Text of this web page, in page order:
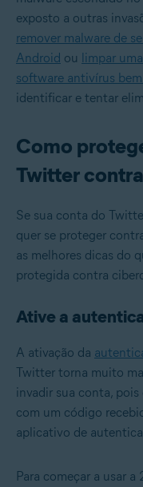
exposto a outras
remover malware de
Android ou limpar
software antivírus
identificar e tentar
Como
Twitter
Se sua conta do
quer se proteger
as melhores dicas do
protegida contra
Ative a
A ativação da
Twitter torna muito
invadir sua conta,
com um código
aplicativo de
Para começar a usar